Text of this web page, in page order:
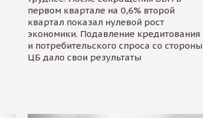
первом квартале на 0,6% второй
квартал показал нулевой рост
экономики. Подавление кредитования
и потребительского спроса со стороны
ЦБ дало свои результаты